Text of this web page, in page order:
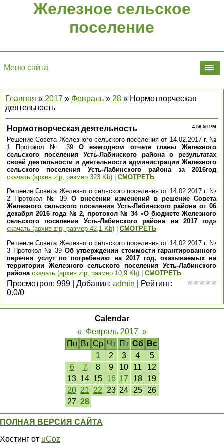
Железное сельское
поселение
Меню сайта
Главная » 2017 » Февраль » 28 » Нормотворческая
деятельность
4.58.50 PM
Нормотворческая деятельность
Решение Совета Железного сельского поселения от 14.02.2017 г. №
1 Протокол № 39О ежегодном отчете главы Железного
сельского поселения Усть-Лабинского района о результатах
своей деятельности и деятельности администрации Железного
сельского поселения Усть-Лабинского района за 2016год
скачать (архив zip, размер 323 Kb)
СМОТРЕТЬ
Решение Совета Железного сельского поселения от 14.02.2017 г. №
2 Протокол № 39 О внесении изменений в решение Совета
Железного сельского поселения Усть-Лабинского района от 06
декабря 2016 года № 2, протокол № 34 «О бюджете Железного
сельского поселения Усть-Лабинского района на 2017 год»
скачать (архив zip, размер 42,1 Kb)
СМОТРЕТЬ
Решение Совета Железного сельского поселения от 14.02.2017 г. №
3 Протокол № 39 Об утверждении стоимости гарантированного
перечня услуг по погребению на 2017 год, оказываемых на
территории Железного сельского поселения Усть-Лабинского
района скачать (архив zip, размер 10,9 Kb) | СМОТРЕТЬ
Просмотров: 999 Добавил: admin Рейтинг:
0.0/0
Calendar
« Февраль 2017 »
Пн Вт Ср Чт Пт Сб
Вс
1
2 3 4
5
6
7 8 9 10 11
12
13 14 15 16 17 18
19
20 21 22 23 24 25
26
27 28
ПОЛНАЯ ВЕРСИЯ САЙТА
Хостинг от uCoz